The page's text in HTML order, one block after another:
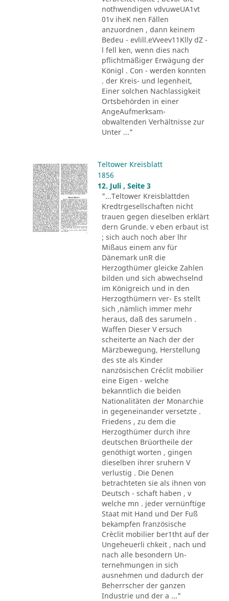
nothwendigen vdvuweUA1vt
01v iheK nen Fällen
anzuordnen , dann keinem
Bedeu - evlill.eVveev11Klly dZ -
l fell ken, wenn dies nach
pflichtmäßiger Erwägung der
Königl . Con - werden konnten
. der Kreis- und legenheit,
Einer solchen Nachlassigkeit
Ortsbehörden in einer
AngeAufmerksam-
obwaltenden Verhältnisse zur
Unter ..."
Teltower Kreisblatt
1856
12. Juli , Seite 3
"...Teltower Kreisblattden
Kredtrgesellschaften nicht
trauen gegen dieselben erklärt
dern Grunde. v eben erbaut ist
; sich auch noch aber lhr
Mißaus einem anv für
Dänemark unR die
Herzogthümer gleicke Zahlen
bilden und sich abwechselnd
im Königreich und in den
Herzogthümern ver- Es stellt
sich ,nämlich immer mehr
heraus, daß des sarumeln .
Waffen Dieser V ersuch
scheiterte an Nach der der
Märzbewegung, Herstellung
des ste als Kinder
nanzösischen Créclit mobilier
eine Eigen - welche
bekanntlich die beiden
Nationalitäten der Monarchie
in gegeneinander versetzte .
Friedens , zu dem die
Herzogthümer durch ihre
deutschen Brüortheile der
genöthigt worten , gingen
dieselben ihrer sruhern V
verlustig . Die Denen
betrachteten sie als ihnen von
Deutsch - schaft haben , v
welche mn . jeder vernünftige
Staat mit Hand und Der Fuß
bekampfen französische
Crèclit mobilier ber1tht auf der
Ungeheuerli chkeit , nach und
nach alle besondern Un-
ternehmungen in sich
ausnehmen und dadurch der
Beherrscher der ganzen
Industrie und der a ..."